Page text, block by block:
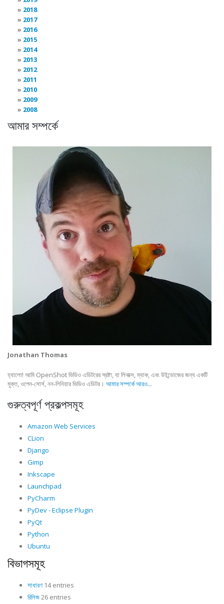
2018
2017
2016
2015
2014
2013
2012
2011
2010
2009
2008
আমার সম্পর্কে
Jonathan Thomas
হ্যালো! আমি OpenShot ভিডিও এডিটরের স্রষ্টা, যা লিনাক্স, ম্যাক, এবং উইন্ডোজের জন্য একটি
মুক্ত, ওপেন-সোর্স, নন-লিনিয়ার ভিডিও এডিটর। আমার সম্পর্কে আরও...
গুরুত্বপূর্ণ প্রকল্পসমূহ
Amazon Web Services
CLion
Django
Gimp
Inkscape
Launchpad
PyCharm
PyDev - Eclipse Plugin
PyQt
Python
Ubuntu
বিভাগসমূহ
সাধারণ 14 entries
রিলিজ26 entries